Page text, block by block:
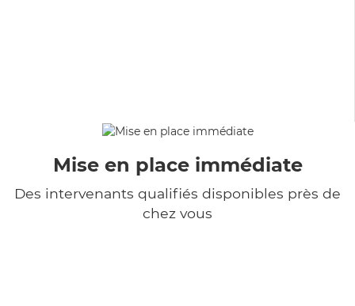
Mise en place immédiate
Des intervenants qualifiés disponibles près de
chez vous